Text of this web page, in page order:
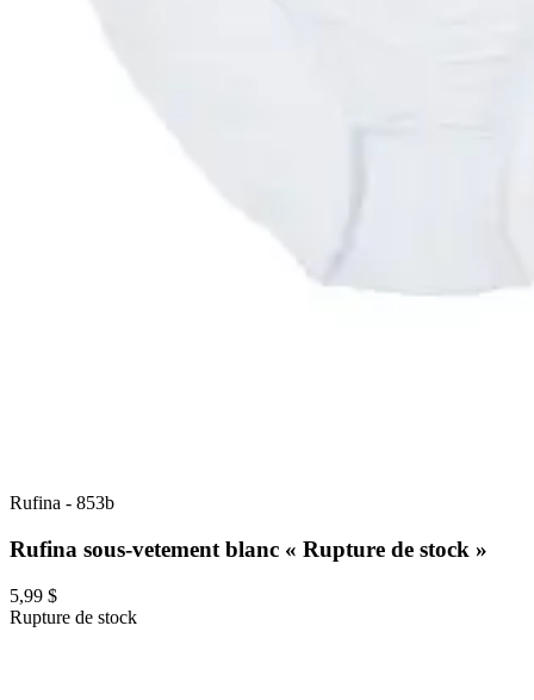
Rufina - 853b
Rufina sous-vetement blanc « Rupture de stock »
5,99 $
Rupture de stock